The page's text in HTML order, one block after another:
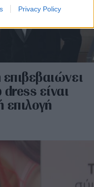
Privacy Policy
είναι
επιλογή